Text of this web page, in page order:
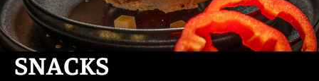
SNACKS